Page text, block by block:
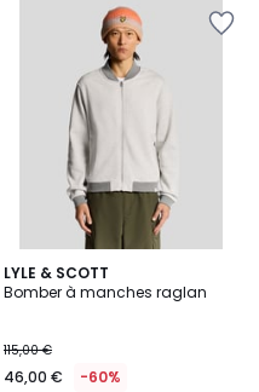
LYLE & SCOTT
Bomber à manches raglan
115,00 €
46,00 € -60%